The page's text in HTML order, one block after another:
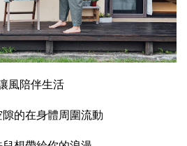
風陪伴生活
的在身體周圍流動